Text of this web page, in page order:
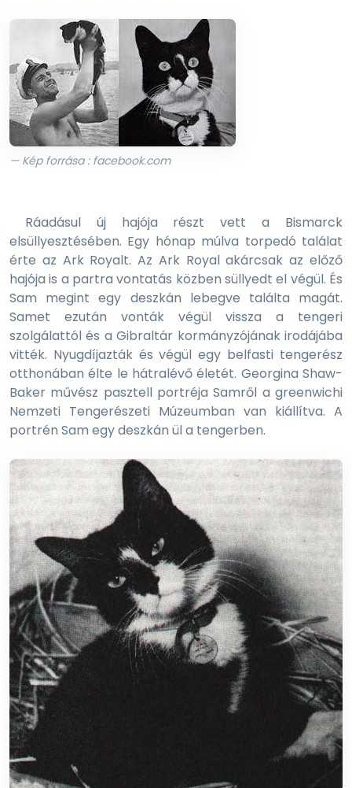
— Kép forrása : facebook.com
Ráadásul új hajója részt vett a Bismarck
elsüllyesztésében. Egy hónap múlva torpedó találat
érte az Ark Royalt. Az Ark Royal akárcsak az előző
hajója is a partra vontatás közben süllyedt el végül. És
Sam megint egy deszkán lebegve találta magát.
Samet ezután vonták végül vissza a tengeri
szolgálattól és a Gibraltár kormányzójának irodájába
vitték. Nyugdíjazták és végül egy belfasti tengerész
otthonában élte le hátralévő életét. Georgina Shaw-
Baker művész pasztell portréja Samről a greenwichi
Nemzeti Tengerészeti Múzeumban van kiállítva. A
portrén Sam egy deszkán ül a tengerben.